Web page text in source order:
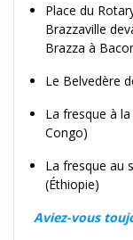
Place du
Brazzaville
Brazza à
Le Belvedère
La fresque à
Congo)
La fresque au
(Éthiopie)
Aviez-vous